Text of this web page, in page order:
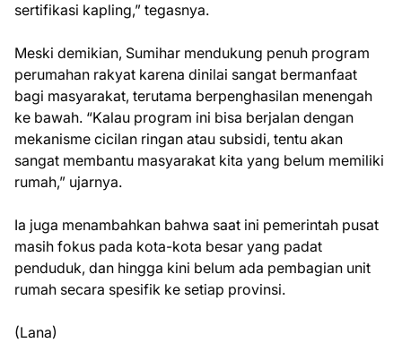
sertifikasi kapling,” tegasnya.
Meski demikian, Sumihar mendukung penuh program
perumahan rakyat karena dinilai sangat bermanfaat
bagi masyarakat, terutama berpenghasilan menengah
ke bawah. “Kalau program ini bisa berjalan dengan
mekanisme cicilan ringan atau subsidi, tentu akan
sangat membantu masyarakat kita yang belum memiliki
rumah,” ujarnya.
Ia juga menambahkan bahwa saat ini pemerintah pusat
masih fokus pada kota-kota besar yang padat
penduduk, dan hingga kini belum ada pembagian unit
rumah secara spesifik ke setiap provinsi.
(Lana)